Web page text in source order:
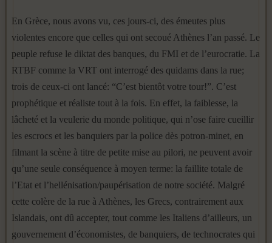
En Grèce, nous avons vu, ces jours-ci, des émeutes plus
violentes encore que celles qui ont secoué Athènes l’an passé. Le
peuple refuse le diktat des banques, du FMI et de l’eurocratie. La
RTBF comme la VRT ont interrogé des quidams dans la rue;
trois de ceux-ci ont lancé: “C’est bientôt votre tour!”. C’est
prophétique et réaliste tout à la fois. En effet, la faiblesse, la
lâcheté et la veulerie du monde politique, qui n’ose faire cueillir
les escrocs et les banquiers par la police dès potron-minet, en
filmant la scène à titre de petite mise au pilori, ne peuvent avoir
qu’une seule conséquence à moyen terme: la faillite totale de
l’Etat et l’hellénisation/paupérisation de notre société. Malgré
cette colère de la rue à Athènes, les Grecs, contrairement aux
Islandais, ont dû accepter, tout comme les Italiens d’ailleurs, un
gouvernement d’économistes, de banquiers, de technocrates qui